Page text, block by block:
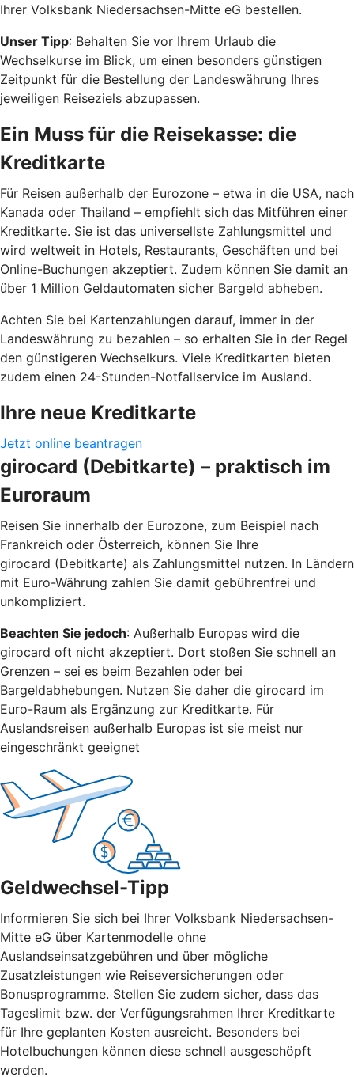
Ihrer Volksbank Niedersachsen-Mitte eG bestellen.
Unser Tipp: Behalten Sie vor Ihrem Urlaub die
Wechselkurse im Blick, um einen besonders günstigen
Zeitpunkt für die Bestellung der Landeswährung Ihres
jeweiligen Reiseziels abzupassen.
Ein Muss für die Reisekasse: die
Kreditkarte
Für Reisen außerhalb der Eurozone – etwa in die USA, nach
Kanada oder Thailand – empfiehlt sich das Mitführen einer
Kreditkarte. Sie ist das universellste Zahlungsmittel und
wird weltweit in Hotels, Restaurants, Geschäften und bei
Online-Buchungen akzeptiert. Zudem können Sie damit an
über 1 Million Geldautomaten sicher Bargeld abheben.
Achten Sie bei Kartenzahlungen darauf, immer in der
Landeswährung zu bezahlen – so erhalten Sie in der Regel
den günstigeren Wechselkurs. Viele Kreditkarten bieten
zudem einen 24-Stunden-Notfallservice im Ausland.
Ihre neue Kreditkarte
Jetzt online beantragen
girocard (Debitkarte) – praktisch im
Euroraum
Reisen Sie innerhalb der Eurozone, zum Beispiel nach
Frankreich oder Österreich, können Sie Ihre
girocard (Debitkarte) als Zahlungsmittel nutzen. In Ländern
mit Euro-Währung zahlen Sie damit gebührenfrei und
unkompliziert.
Beachten Sie jedoch: Außerhalb Europas wird die
girocard oft nicht akzeptiert. Dort stoßen Sie schnell an
Grenzen – sei es beim Bezahlen oder bei
Bargeldabhebungen. Nutzen Sie daher die girocard im
Euro-Raum als Ergänzung zur Kreditkarte. Für
Auslandsreisen außerhalb Europas ist sie meist nur
eingeschränkt geeignet
Geldwechsel-Tipp
Informieren Sie sich bei Ihrer Volksbank Niedersachsen-
Mitte eG über Kartenmodelle ohne
Auslandseinsatzgebühren und über mögliche
Zusatzleistungen wie Reiseversicherungen oder
Bonusprogramme. Stellen Sie zudem sicher, dass das
Tageslimit bzw. der Verfügungsrahmen Ihrer Kreditkarte
für Ihre geplanten Kosten ausreicht. Besonders bei
Hotelbuchungen können diese schnell ausgeschöpft
werden.